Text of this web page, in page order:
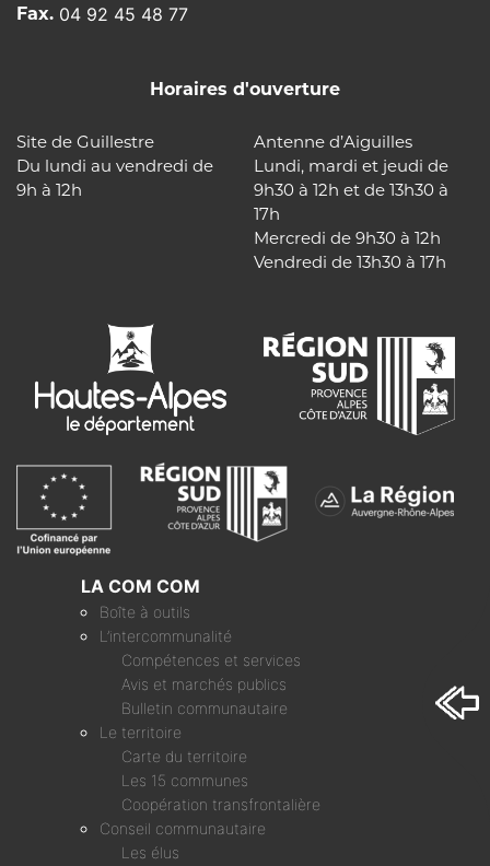
Fax. 04 92 45 48 77
Horaires d'ouverture
Site de Guillestre
Du lundi au vendredi de
9h à 12h
Antenne d’Aiguilles
Lundi, mardi et jeudi de
9h30 à 12h et de 13h30 à
17h
Mercredi de 9h30 à 12h
Vendredi de 13h30 à 17h
LA COM COM
Boîte à outils
L’intercommunalité
Compétences et services
Avis et marchés publics
Bulletin communautaire
Le territoire
Carte du territoire
Les 15 communes
Coopération transfrontalière
Conseil communautaire
Les élus